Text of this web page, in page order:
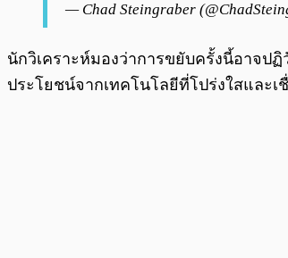
— Chad Steingraber
นักวิเคราะห์มองว่าการขยับครั้งนี้อาจป
ประโยชน์จากเทคโนโลยีที่โปร่งใสและเ